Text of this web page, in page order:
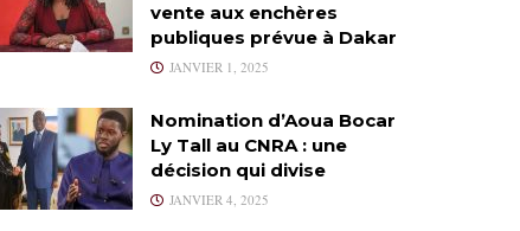
vente aux enchères
publiques prévue à Dakar
JANVIER 1, 2025
Nomination d’Aoua Bocar
Ly Tall au CNRA : une
décision qui divise
JANVIER 4, 2025